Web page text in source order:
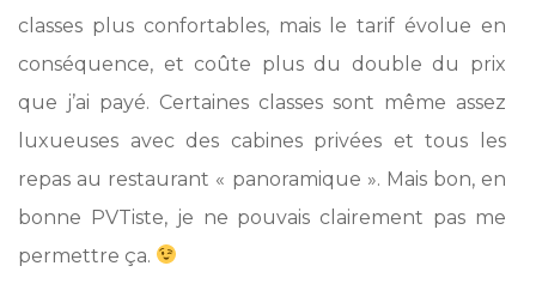
classes plus confortables, mais le tarif évolue en
conséquence, et coûte plus du double du prix
que j’ai payé. Certaines classes sont même assez
luxueuses avec des cabines privées et tous les
repas au restaurant « panoramique ». Mais bon, en
bonne PVTiste, je ne pouvais clairement pas me
permettre ça.